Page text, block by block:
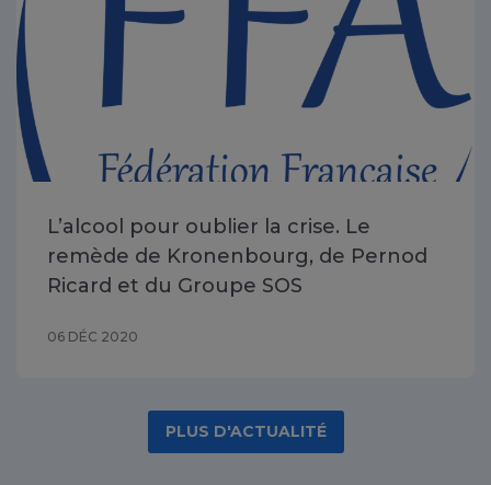
L’alcool pour oublier la crise. Le
remède de Kronenbourg, de Pernod
Ricard et du Groupe SOS
06 DÉC 2020
PLUS D'ACTUALITÉ